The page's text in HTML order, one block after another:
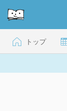
トップ